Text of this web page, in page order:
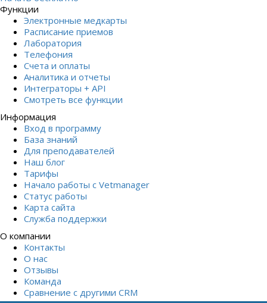
Функции
Электронные медкарты
Расписание приемов
Лаборатория
Телефония
Счета и оплаты
Аналитика и отчеты
Интеграторы + API
Смотреть все функции
Информация
Вход в программу
База знаний
Для преподавателей
Наш блог
Тарифы
Начало работы с Vetmanager
Статус работы
Карта сайта
Служба поддержки
О компании
Контакты
О нас
Отзывы
Команда
Сравнение с другими СRM